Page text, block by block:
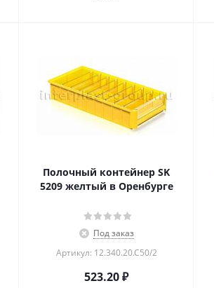
Полочный контейнер SK
5209 желтый в Оренбурге
Под заказ
Артикул: 12.340.20.С50/2
523.20₽